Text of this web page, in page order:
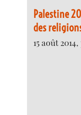
Palestine
des
15 août